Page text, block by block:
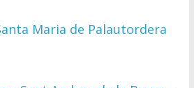
Maria de Palautordera